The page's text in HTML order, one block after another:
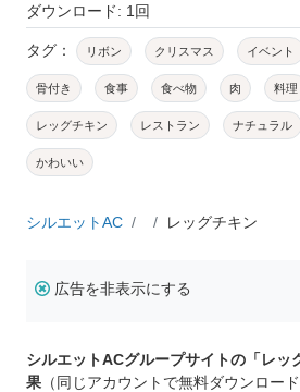
ダウンロード: 1回
タグ： リボン クリスマス イベント
骨付き 食事 食べ物 肉 料理
レッグチキン レストラン ナチュラル
かわいい
シルエットAC レッグチキン
広告を非表示にする
シルエットACグループサイトの「レッ
果 （同じアカウントで無料ダウンロード